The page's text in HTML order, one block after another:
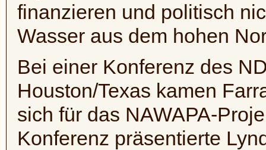
finanzieren und politisch
Wasser aus dem hohen
Bei einer Konferenz des
Houston/Texas kamen
sich für das NAWAPA-
Konferenz präsentierte